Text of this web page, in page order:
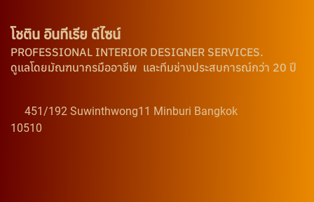
โชติน อินทีเรีย ดีไซน์
PROFESSIONAL INTERIOR DESIGNER SERVICES.
ดูแลโดยมัณฑนากรมืออาชีพ และทีมช่างประสบการณ์กว่า 20 ปี
451/192 Suwinthwong11 Minburi Bangkok
10510